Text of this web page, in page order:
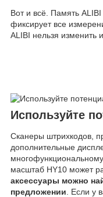
Вот и всё. Память
фиксирует все
ALIBI нельзя изменить
Используйте
Сканеры штрихкодов,
дополнительные
масштаб HY10 может
аксессуары можно
предложении . Если у